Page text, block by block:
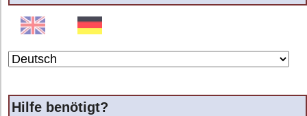
Hilfe benötigt?